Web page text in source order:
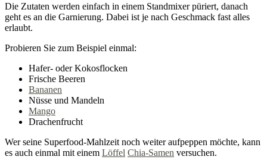
Die Zutaten werden einfach in einem Standmixer püriert, danach
geht es an die Garnierung. Dabei ist je nach Geschmack fast alles
erlaubt.
Probieren Sie zum Beispiel einmal:
Hafer- oder Kokosflocken
Frische Beeren
Bananen
Nüsse und Mandeln
Mango
Drachenfrucht
Wer seine Superfood-Mahlzeit noch weiter aufpeppen möchte, kann
es auch einmal mit einem Löffel Chia-Samen versuchen.